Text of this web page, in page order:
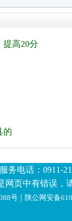
高20分
的
服务电话：0911-
网页中有错误，
号 | 陕公网安备